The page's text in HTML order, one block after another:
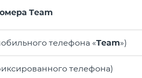
Team
телефона «Team»)
телефона)